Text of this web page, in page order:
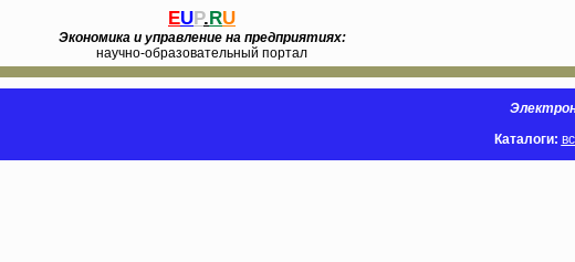
EUP.RU
Экономика и управление на предприятиях:
научно-образовательный портал
Каталоги: